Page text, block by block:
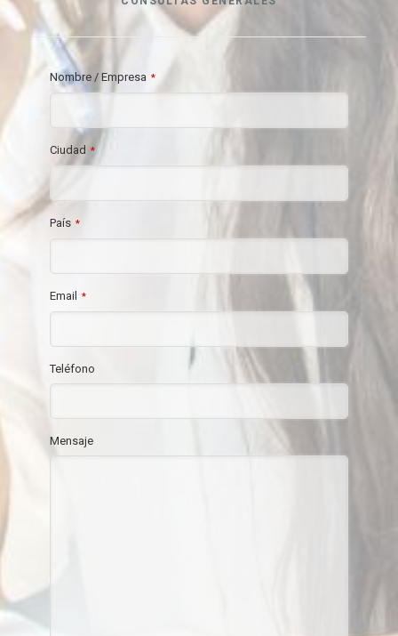
Nombre / Empresa *
Ciudad *
País *
Email *
Teléfono
Mensaje